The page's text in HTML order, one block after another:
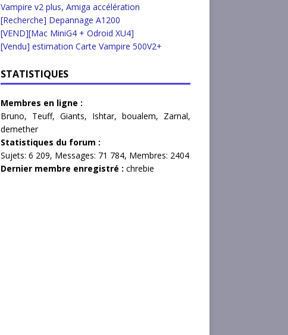
Vampire v2 plus, Amiga accélération
[Recherche] Depannage A1200
[VEND][Mac MiniG4 + Odroid XU4]
[Vendu] estimation Carte Vampire 500V2+
STATISTIQUES
Membres en ligne :
Bruno, Teuff, Giants, Ishtar,boualem, Zarnal,
demether
Statistiques du forum :
Sujets: 6 209, Messages: 71 784, Membres: 2404
Dernier membre enregistré : chrebie